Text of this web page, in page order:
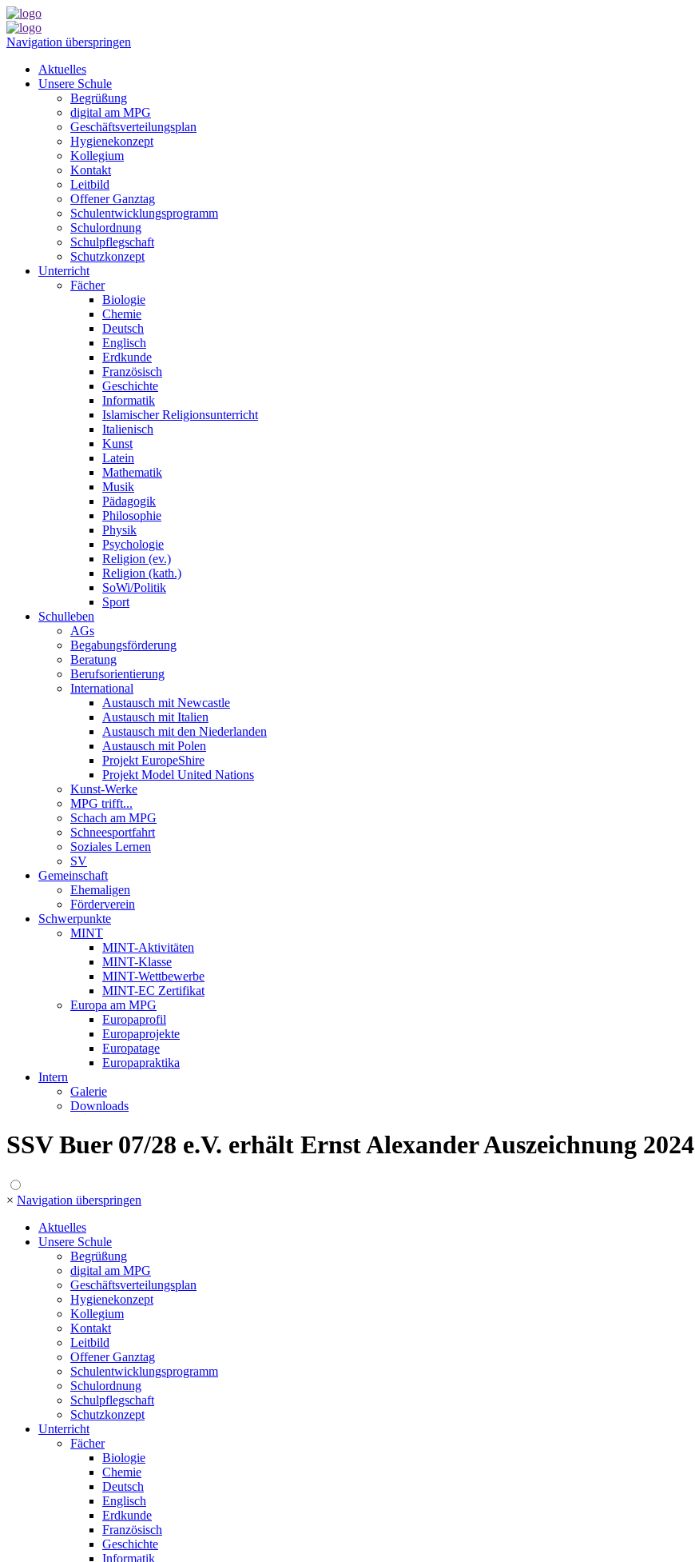
Navigation überspringen
Aktuelles
Unsere Schule
Begrüßung
digital am MPG
Geschäftsverteilungsplan
Hygienekonzept
Kollegium
Kontakt
Leitbild
Offener Ganztag
Schulentwicklungsprogramm
Schulordnung
Schulpflegschaft
Schutzkonzept
Unterricht
Fächer
Biologie
Chemie
Deutsch
Englisch
Erdkunde
Französisch
Geschichte
Informatik
Islamischer Religionsunterricht
Italienisch
Kunst
Latein
Mathematik
Musik
Pädagogik
Philosophie
Physik
Psychologie
Religion (ev.)
Religion (kath.)
SoWi/Politik
Sport
Schulleben
AGs
Begabungsförderung
Beratung
Berufsorientierung
International
Austausch mit Newcastle
Austausch mit Italien
Austausch mit den Niederlanden
Austausch mit Polen
Projekt EuropeShire
Projekt Model United Nations
Kunst-Werke
MPG trifft...
Schach am MPG
Schneesportfahrt
Soziales Lernen
SV
Gemeinschaft
Ehemaligen
Förderverein
Schwerpunkte
MINT
MINT-Aktivitäten
MINT-Klasse
MINT-Wettbewerbe
MINT-EC Zertifikat
Europa am MPG
Europaprofil
Europaprojekte
Europatage
Europapraktika
Intern
Galerie
Downloads
SSV Buer 07/28 e.V. erhält Ernst Alexander Auszeichnung 2024
× Navigation überspringen
Aktuelles
Unsere Schule
Begrüßung
digital am MPG
Geschäftsverteilungsplan
Hygienekonzept
Kollegium
Kontakt
Leitbild
Offener Ganztag
Schulentwicklungsprogramm
Schulordnung
Schulpflegschaft
Schutzkonzept
Unterricht
Fächer
Biologie
Chemie
Deutsch
Englisch
Erdkunde
Französisch
Geschichte
Informatik